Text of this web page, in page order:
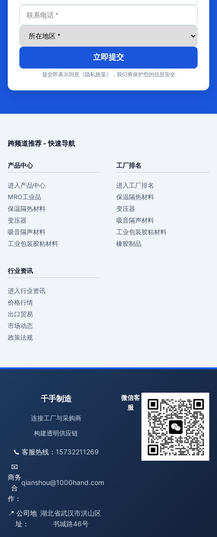
立即提交
提交即表示同意《隐私政策》，我们将保护您的信息安全
跨频道推荐 - 快速导航
产品中心
进入产品中心
MRO工业品
保温隔热材料
变压器
吸音隔声材料
工业包装胶粘材料
工厂排名
进入工厂排名
保温隔热材料
变压器
吸音隔声材料
工业包装胶粘材料
橡胶制品
行业资讯
进入行业资讯
价格行情
出口贸易
市场动态
政策法规
千手制造
连接工厂与采购商
构建透明供应链
📞 客服热线： 15732211269
📧
商务
合
作：
qianshou@1000hand.com
📍 公司地
址：
湖北省武汉市洪山区
书城路46号
微信客
服